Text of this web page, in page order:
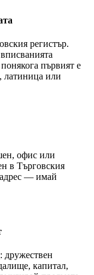
регистър.
първият е
латиница или
офис или
в Търговския
— имай
капитал,